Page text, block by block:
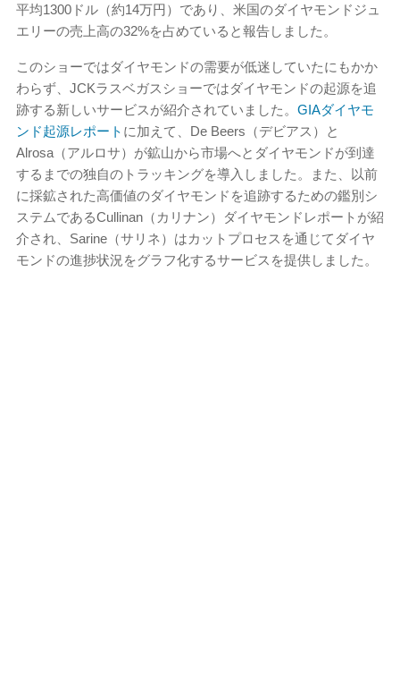
平均1300ドル（約14万円）であり、米国のダイヤモンドジュ
エリーの売上高の32%を占めていると報告しました。
このショーではダイヤモンドの需要が低迷していたにもかか
わらず、JCKラスベガスショーではダイヤモンドの起源を追
跡する新しいサービスが紹介されていました。 GIAダイヤモ
ンド起源レポート に加えて、De Beers（デビアス）と
Alrosa（アルロサ）が鉱山から市場へとダイヤモンドが到達
するまでの独自のトラッキングを導入しました。また、以前
に採鉱された高価値のダイヤモンドを追跡するための鑑別シ
ステムであるCullinan（カリナン）ダイヤモンドレポートが紹
介され、Sarine（サリネ）はカットプロセスを通じてダイヤ
モンドの進捗状況をグラフ化するサービスを提供しました。